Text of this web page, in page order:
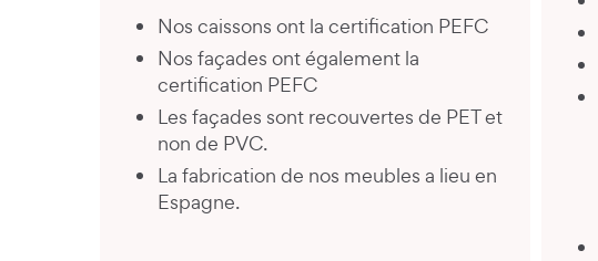
Nos caissons ont la certification PEFC
Nos façades ont également la
certification PEFC
Les façades sont recouvertes de PET et
non de PVC.
La fabrication de nos meubles a lieu en
Espagne.